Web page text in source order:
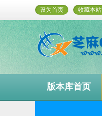
设为首页 收藏本站
版本库首页